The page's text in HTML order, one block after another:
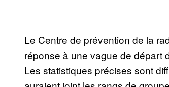
Le Centre de prévention de la
réponse à une vague de départ
Les statistiques précises sont